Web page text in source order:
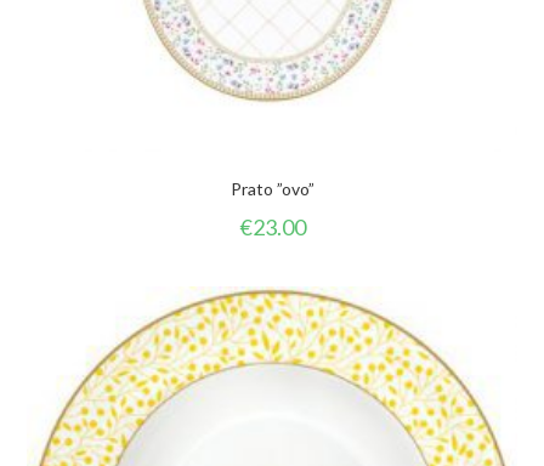
Prato ”ovo”
€23.00